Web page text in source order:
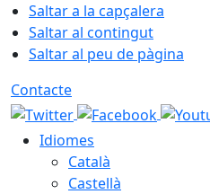
Saltar a la capçalera
Saltar al contingut
Saltar al peu de pàgina
Contacte
Idiomes
Català
Castellà